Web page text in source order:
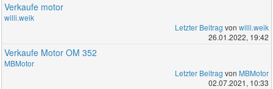
Verkaufe motor
willi.weik
Letzter Beitrag von willi.weik
26.01.2022, 19:42
Verkaufe Motor OM 352
MBMotor
Letzter Beitrag von MBMotor
02.07.2021, 10:33